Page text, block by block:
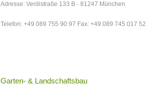
Adresse: Verdistraße 133 B - 81247 München
Telefon: +49 089 755 90 97 Fax: +49 089 745 017 52
Garten- & Landschaftsbau